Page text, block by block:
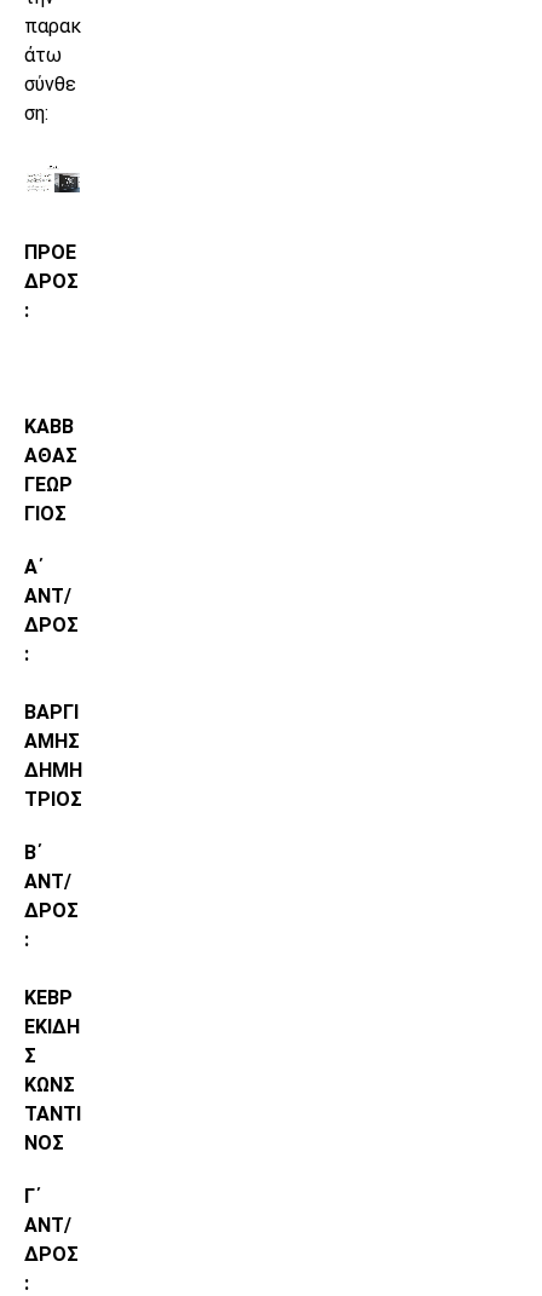
παρακ
άτω
σύνθε
ση:
ΠΡΟΕ
ΔΡΟΣ
:
ΚΑΒΒ
ΑΘΑΣ
ΓΕΩΡ
ΓΙΟΣ
Α΄
ΑΝΤ/
ΔΡΟΣ
:
ΒΑΡΓΙ
ΑΜΗΣ
ΔΗΜΗ
ΤΡΙΟΣ
Β΄
ΑΝΤ/
ΔΡΟΣ
:
ΚΕΒΡ
ΕΚΙΔΗ
Σ
ΚΩΝΣ
ΤΑΝΤΙ
ΝΟΣ
Γ΄
ΑΝΤ/
ΔΡΟΣ
: